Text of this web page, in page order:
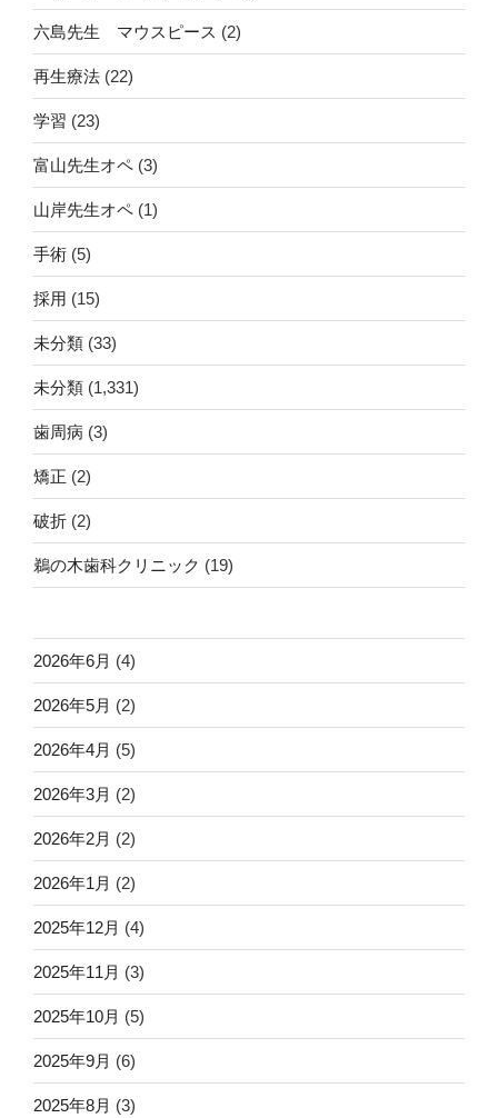
六島先生 マウスピース (2)
再生療法 (22)
学習 (23)
富山先生オペ (3)
山岸先生オペ (1)
手術 (5)
採用 (15)
未分類 (33)
未分類 (1,331)
歯周病 (3)
矯正 (2)
破折 (2)
鵜の木歯科クリニック (19)
2026年6月 (4)
2026年5月 (2)
2026年4月 (5)
2026年3月 (2)
2026年2月 (2)
2026年1月 (2)
2025年12月 (4)
2025年11月 (3)
2025年10月 (5)
2025年9月 (6)
2025年8月 (3)